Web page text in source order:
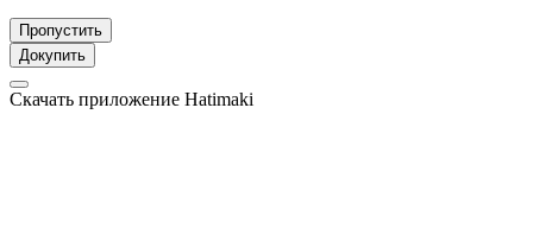
Пропустить
Докупить
Скачать приложение Hatimaki